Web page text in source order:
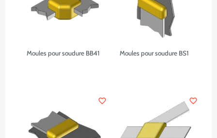
Moules pour soudure BB41 Moules pour soudure BS1
favorite_border favorite_border